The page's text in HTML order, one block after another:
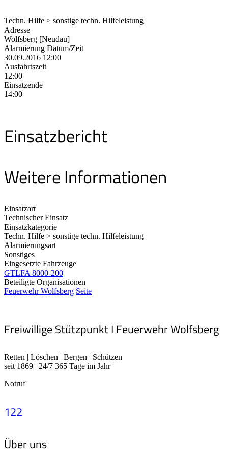
Techn. Hilfe > sonstige techn. Hilfeleistung
Adresse
Wolfsberg [Neudau]
Alarmierung Datum/Zeit
30.09.2016 12:00
Ausfahrtszeit
12:00
Einsatzende
14:00
Einsatzbericht
Weitere Informationen
Einsatzart
Technischer Einsatz
Einsatzkategorie
Techn. Hilfe > sonstige techn. Hilfeleistung
Alarmierungsart
Sonstiges
Eingesetzte Fahrzeuge
GTLFA 8000-200
Beteiligte Organisationen
Feuerwehr Wolfsberg Seite
Freiwillige Stützpunkt I Feuerwehr Wolfsberg
Retten | Löschen | Bergen | Schützen
seit 1869 | 24/7 365 Tage im Jahr
Notruf
122
Über uns